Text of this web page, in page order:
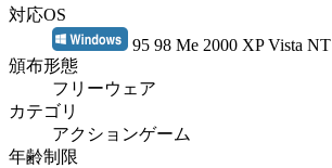
対応OS
95 98 Me 2000 XP Vista NT
頒布形態
フリーウェア
カテゴリ
アクションゲーム
年齢制限